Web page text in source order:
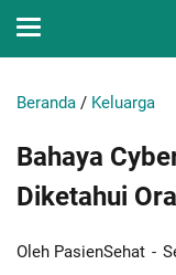
Beranda / Keluarga
Bahaya
Diketahui
Oleh PasienSehat